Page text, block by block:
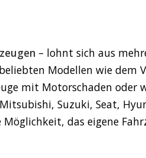
– lohnt sich aus
Modellen wie dem
mit Motorschaden oder
Suzuki, Seat,
das eigene